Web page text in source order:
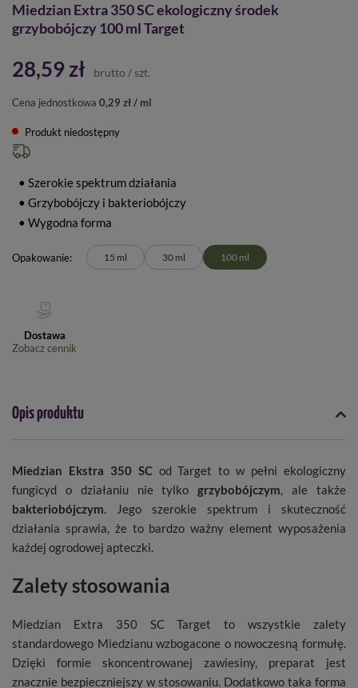
Miedzian Extra 350 SC ekologiczny środek
grzybobójczy 100 ml Target
28,59 zł brutto / szt.
Cena jednostkowa 0,29 zł / ml
Produkt niedostępny
• Szerokie spektrum działania
• Grzybobójczy i bakteriobójczy
• Wygodna forma
Opakowanie 15 ml 30 ml 100 ml
Dostawa
Zobacz cennik
Opis produktu
Miedzian Ekstra 350 SCod Target to w pełni ekologiczny
fungicyd o działaniu nie tylkogrzybobójczym, ale także
bakteriobójczym. Jego szerokie spektrum i skuteczność
działania sprawia, że to bardzo ważny element wyposażenia
każdej ogrodowej apteczki.
Zalety stosowania
Miedzian Extra 350 SC Target to wszystkie zalety
standardowego Miedzianu wzbogacone o nowoczesną formułę.
Dzięki formie skoncentrowanej zawiesiny, preparat jest
znacznie bezpieczniejszy w stosowaniu. Dodatkowo taka forma